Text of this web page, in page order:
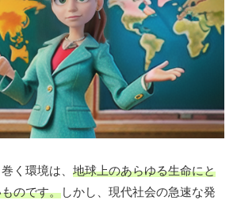
く環境は、 地球上のあらゆる生命にと
のです。しかし、現代社会の急速な発